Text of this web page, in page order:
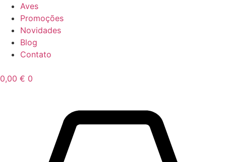
Aves
Promoções
Novidades
Blog
Contato
0,00 € 0